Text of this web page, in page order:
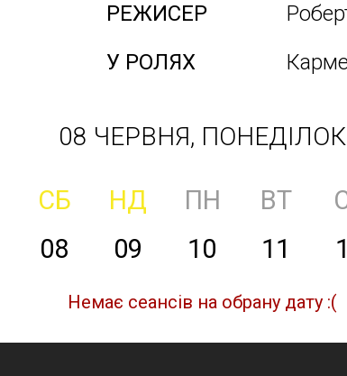
РЕЖИСЕР
У РОЛЯХ
08 ЧЕРВНЯ, ПОНЕДІЛОК
СБ НД ПН ВТ
08 09 10 11
Немає сеансів на обрану дату :(